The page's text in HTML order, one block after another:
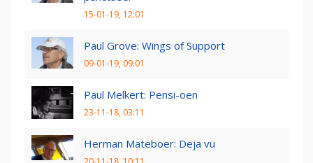
15-01-19, 12:01
Paul Grove: Wings of Support
09-01-19, 09:01
Paul Melkert: Pensi-oen
23-11-18, 03:11
Herman Mateboer: Deja vu